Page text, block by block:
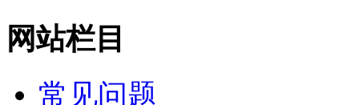
网站栏目
常见问题